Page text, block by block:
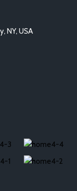
NY, USA